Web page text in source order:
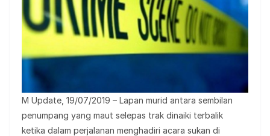
M Update, 19/07/2019 – Lapan murid antara sembilan
penumpang yang maut selepas trak dinaiki terbalik
ketika dalam perjalanan menghadiri acara sukan di